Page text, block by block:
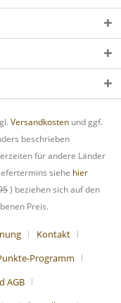
Versandkosten und ggf.
beschrieben
für andere Länder
siehe hier
) beziehen sich auf den
Preis.
Kontakt
Programm
AGB